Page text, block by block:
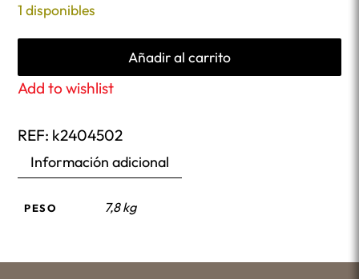
1 disponibles
Añadir al carrito
Add to wishlist
REF: k2404502
Información adicional
PESO 7,8 kg